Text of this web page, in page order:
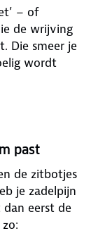
– of
de wrijving
Die smeer je
wordt
past
de zitbotjes
je zadelpijn
eerst de